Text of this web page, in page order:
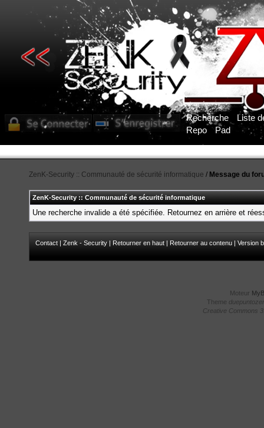
Recherche
Liste
Repo
Pad
ZenK-Security :: Communauté de sécurité informatique / Message du
ZenK-Security :: Communauté de sécurité informatique
Une recherche invalide a été spécifiée. Retournez en arrière et
Contact | Zenk - Security | Retourner en haut | Retourner au contenu | Version
Moteur
Theme
Creative Commons